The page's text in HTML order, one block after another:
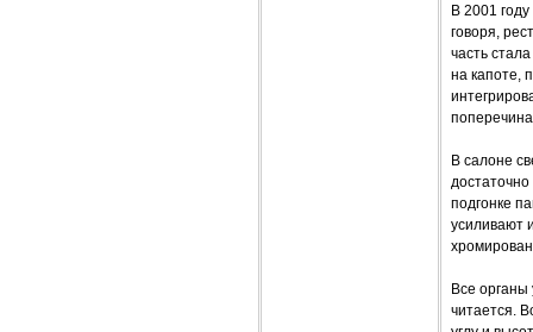
В 2001
говоря,
часть
на капоте,
В салоне
подгонке
усиливают
Все
читается.